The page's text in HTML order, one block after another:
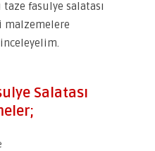
fasulye salatası
malzemelere
Salatası